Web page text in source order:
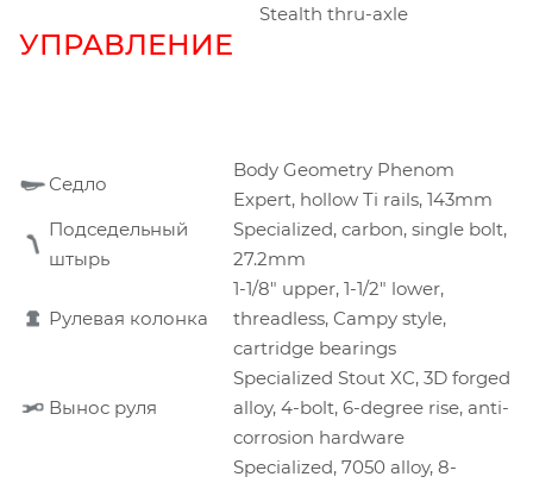
Stealth thru-axle
УПРАВЛЕНИЕ
Седло
Body Geometry Phenom
Expert, hollow Ti rails, 143mm
Подседельный
штырь
Specialized, carbon, single bolt,
27.2mm
Рулевая колонка
1-1/8" upper, 1-1/2" lower,
threadless, Campy style,
cartridge bearings
Вынос руля
Specialized Stout XC, 3D forged
alloy, 4-bolt, 6-degree rise, anti-
corrosion hardware
Specialized, 7050 alloy, 8-